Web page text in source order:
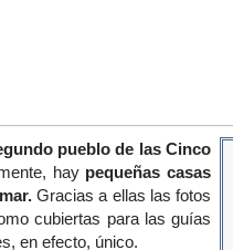
pueblo de las Cinco
hay pequeñas casas
Gracias a ellas las fotos
cubiertas para las guías
en efecto, único.